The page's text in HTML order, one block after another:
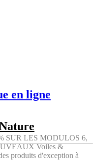
en ligne
SUR LES MODULOS 6,
Voiles &
produits d'exception à